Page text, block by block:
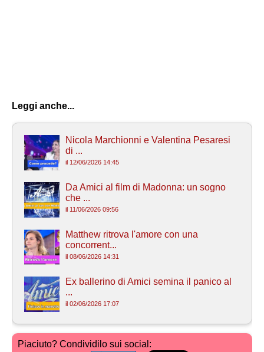
Leggi anche...
Nicola Marchionni e Valentina Pesaresi
di ...
il 12/06/2026 14:45
Da Amici al film di Madonna: un sogno
che ...
il 11/06/2026 09:56
Matthew ritrova l'amore con una
concorrent...
il 08/06/2026 14:31
Ex ballerino di Amici semina il panico al
...
il 02/06/2026 17:07
Piaciuto? Condividilo sui social: